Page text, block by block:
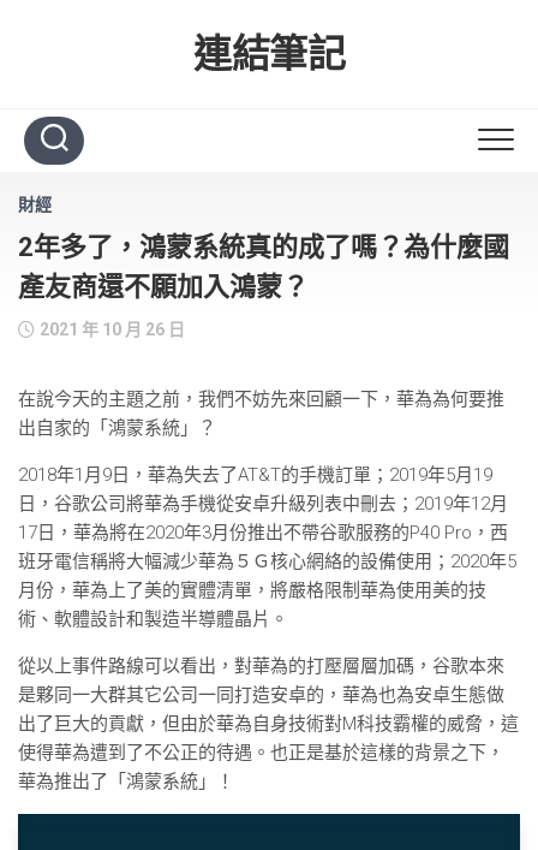
連結筆記
財經
2年多了，鴻蒙系統真的成了嗎？為什麼國
產友商還不願加入鴻蒙？
2021 年 10 月 26 日
在說今天的主題之前，我們不妨先來回顧一下，華為為何要推
出自家的「鴻蒙系統」？
2018年1月9日，華為失去了AT&T的手機訂單；2019年5月19
日，谷歌公司將華為手機從安卓升級列表中刪去；2019年12月
17日，華為將在2020年3月份推出不帶谷歌服務的P40 Pro，西
班牙電信稱將大幅減少華為５Ｇ核心網絡的設備使用；2020年5
月份，華為上了美的實體清單，將嚴格限制華為使用美的技
術、軟體設計和製造半導體晶片。
從以上事件路線可以看出，對華為的打壓層層加碼，谷歌本來
是夥同一大群其它公司一同打造安卓的，華為也為安卓生態做
出了巨大的貢獻，但由於華為自身技術對M科技霸權的威脅，這
使得華為遭到了不公正的待遇。也正是基於這樣的背景之下，
華為推出了「鴻蒙系統」！